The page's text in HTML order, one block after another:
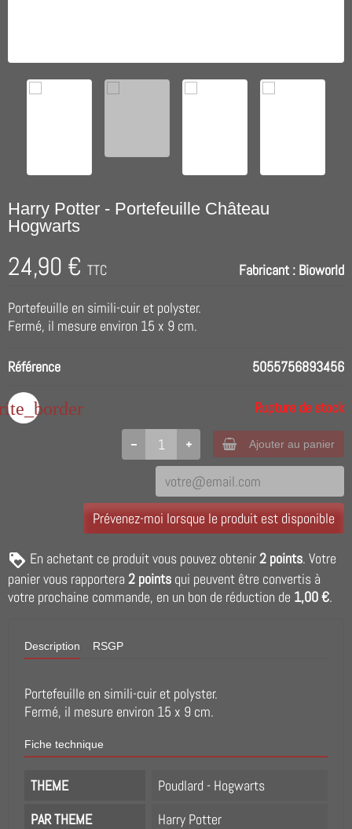
Harry Potter - Portefeuille Château
Hogwarts
Fabricant : Bioworld
24,90 € TTC
Portefeuille en simili-cuir et polyster.
Fermé, il mesure environ 15 x 9 cm.
Référence 5055756893456
Rupture de stock
Ajouter au panier
Prévenez-moi lorsque le produit est disponible
En achetant ce produit vous pouvez obtenir2 points. Votre
panier vous rapportera 2 points qui peuvent être convertis à
votre prochaine commande, en un bon de réduction de 1,00 €.
Description RSGP
Portefeuille en simili-cuir et polyster.
Fermé, il mesure environ 15 x 9 cm.
Fiche technique
THEME
Poudlard - Hogwarts
PAR THEME
Harry Potter